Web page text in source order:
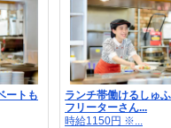
ートも
ランチ帯働けるしゅふ
フリーターさん...
時給1150円 ※...